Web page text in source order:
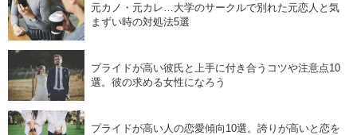
元カノ・元カレ…大学のサークルで別れた元恋人と気
まずい時の対処法5選
プライドが高い彼氏と上手に付き合うコツや注意点10
選。彼の求める女性になろう
プライドが高い人の恋愛傾向10選。誇りが高いと恋を